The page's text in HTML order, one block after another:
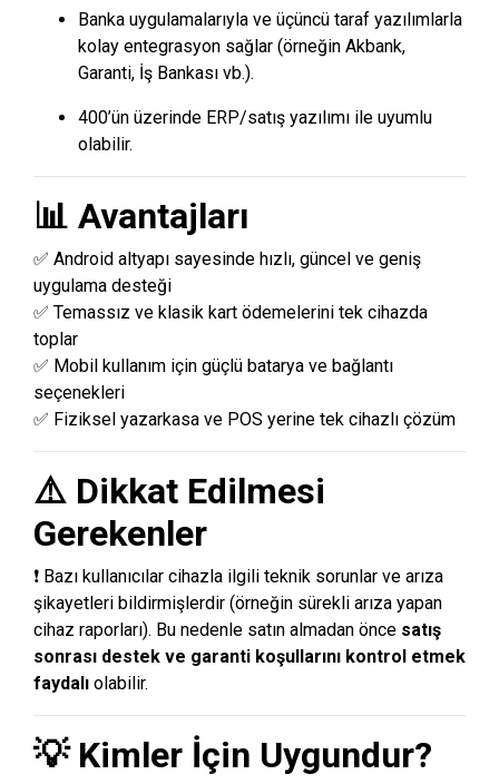
Banka uygulamalarıyla ve üçüncü taraf yazılımlarla
kolay entegrasyon sağlar (örneğin Akbank,
Garanti, İş Bankası vb.).
400’ün üzerinde ERP/satış yazılımı ile uyumlu
olabilir.
📊 Avantajları
✅ Android altyapı sayesinde hızlı, güncel ve geniş
uygulama desteği
✅ Temassız ve klasik kart ödemelerini tek cihazda
toplar
✅ Mobil kullanım için güçlü batarya ve bağlantı
seçenekleri
✅ Fiziksel yazarkasa ve POS yerine tek cihazlı çözüm
⚠️ Dikkat Edilmesi
Gerekenler
❗ Bazı kullanıcılar cihazla ilgili teknik sorunlar ve arıza
şikayetleri bildirmişlerdir (örneğin sürekli arıza yapan
cihaz raporları). Bu nedenle satın almadan önce satış
sonrası destek ve garanti koşullarını kontrol etmek
faydalı olabilir.
💡 Kimler İçin Uygundur?